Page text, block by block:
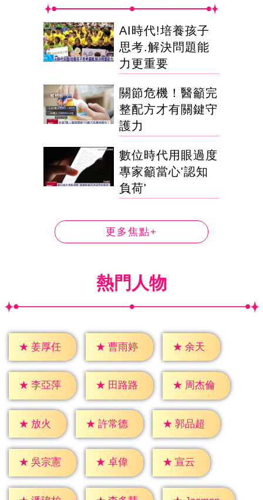
AI時代!培養孩子
思考.解決問題能
力更重要
關節危機！醫籲完
整配方才有關鍵守
護力
數位時代用眼過度
專家籲當心'認知
負荷'
更多焦點+
熱門人物
★ 姜厚任 ★ 曹雨婷 ★ 余天
★ 李亞萍 ★ 田路路 ★ 周杰倫
★ 放火 ★ 許常德 ★ 郭品超
★ 吳宗憲 ★ 卓偉 ★ 宣云